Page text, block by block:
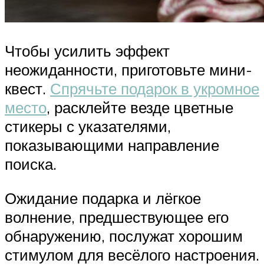
Чтобы усилить эффект
неожиданности, приготовьте мини-
квест. Спрячьте подарок в укромное
место, расклейте везде цветные
стикеры с указателями,
показывающими направление
поиска.
Ожидание подарка и лёгкое
волнение, предшествующее его
обнаружению, послужат хорошим
стимулом для весёлого настроения.